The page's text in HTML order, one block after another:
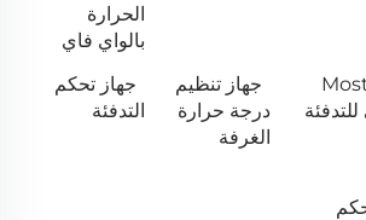
الحرارة
بالواي فاي
جهاز تنظيم
درجة حرارة
الغرفة
جهاز تحكم
التدفئة